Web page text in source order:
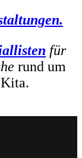
für
rund um